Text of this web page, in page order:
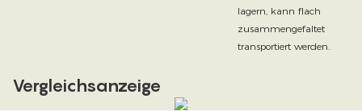
lagern, kann flach
zusammengefaltet
transportiert werden.
Vergleichsanzeige